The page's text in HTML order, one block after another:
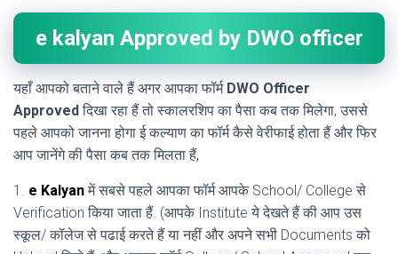
e kalyan Approved by DWO officer
यहाँ आपको बताने वाले हैं अगर आपका फॉर्म DWO Officer
Approvedदिखा रहा हैं तो स्कालरशिप का पैसा कब तक मिलेगा, उससे
पहले आपको जानना होगा ई कल्याण का फॉर्म कैसे वेरीफाई होता हैं और फिर
आप जानेंगे की पैसा कब तक मिलता हैं,
1. e Kalyan में सबसे पहले आपका फॉर्म आपके School/ College से
Verification किया जाता हैं. (आपके Institute ये देखते हैं की आप उस
स्कूल/ कॉलेज से पढाई करते हैं या नहीं और अपने सभी Documents को